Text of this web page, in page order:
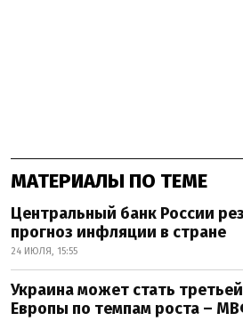
МАТЕРИАЛЫ ПО ТЕМЕ
Центральный банк России
прогноз инфляции в стране
24 ИЮЛЯ, 15:55
Украина может стать
Европы по темпам роста –